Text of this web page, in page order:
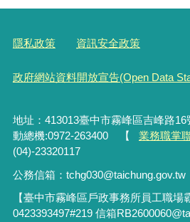
隱私政策 資訊安全政策
政府網站資料開放宣告(Open Data
地址：413013臺中市霧峰區吉峰路16
動總機:0972-263400 【
業務職掌
(04)-23320117
公務信箱：tchg030@taichung.gov.tw
【臺中市霧峰區戶政事務所員工職場
0423393497#219 信箱RB2600060